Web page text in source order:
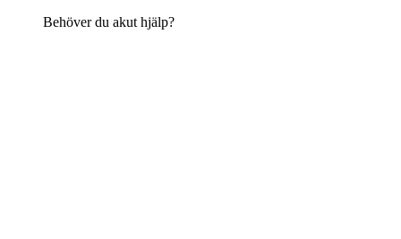
Behöver du akut hjälp?